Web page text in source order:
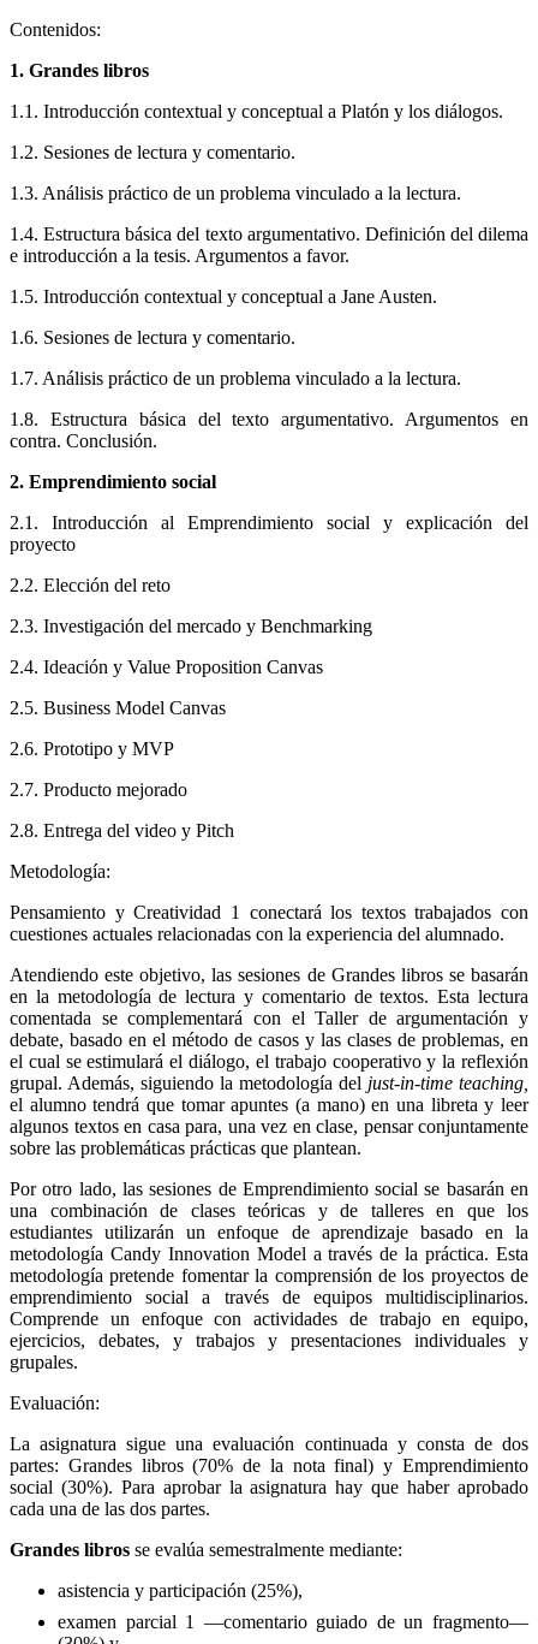
Contenidos:
1. Grandes libros
1.1. Introducción contextual y conceptual a Platón y los diálogos.
1.2. Sesiones de lectura y comentario.
1.3. Análisis práctico de un problema vinculado a la lectura.
1.4. Estructura básica del texto argumentativo. Definición del dilema
e introducción a la tesis. Argumentos a favor.
1.5. Introducción contextual y conceptual a Jane Austen.
1.6. Sesiones de lectura y comentario.
1.7. Análisis práctico de un problema vinculado a la lectura.
1.8. Estructura básica del texto argumentativo. Argumentos en
contra. Conclusión.
2. Emprendimiento social
2.1. Introducción al Emprendimiento social y explicación del
proyecto
2.2. Elección del reto
2.3. Investigación del mercado y Benchmarking
2.4. Ideación y Value Proposition Canvas
2.5. Business Model Canvas
2.6. Prototipo y MVP
2.7. Producto mejorado
2.8. Entrega del video y Pitch
Metodología:
Pensamiento y Creatividad 1 conectará los textos trabajados con
cuestiones actuales relacionadas con la experiencia del alumnado.
Atendiendo este objetivo, las sesiones de Grandes libros se basarán
en la metodología de lectura y comentario de textos. Esta lectura
comentada se complementará con el Taller de argumentación y
debate, basado en el método de casos y las clases de problemas, en
el cual se estimulará el diálogo, el trabajo cooperativo y la reflexión
grupal. Además, siguiendo la metodología del just-in-time teaching,
el alumno tendrá que tomar apuntes (a mano) en una libreta y leer
algunos textos en casa para, una vez en clase, pensar conjuntamente
sobre las problemáticas prácticas que plantean.
Por otro lado, las sesiones de Emprendimiento social se basarán en
una combinación de clases teóricas y de talleres en que los
estudiantes utilizarán un enfoque de aprendizaje basado en la
metodología Candy Innovation Model a través de la práctica. Esta
metodología pretende fomentar la comprensión de los proyectos de
emprendimiento social a través de equipos multidisciplinarios.
Comprende un enfoque con actividades de trabajo en equipo,
ejercicios, debates, y trabajos y presentaciones individuales y
grupales.
Evaluación:
La asignatura sigue una evaluación continuada y consta de dos
partes: Grandes libros (70% de la nota final) y Emprendimiento
social (30%). Para aprobar la asignatura hay que haber aprobado
cada una de las dos partes.
Grandes libros se evalúa semestralmente mediante:
asistencia y participación (25%),
examen parcial 1 —comentario guiado de un fragmento—